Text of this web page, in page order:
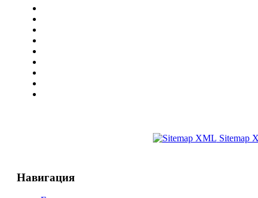
Sitemap
Навигация